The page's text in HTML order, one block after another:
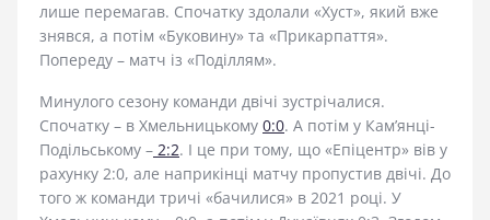
лише перемагав. Спочатку здолали «Хуст», який вже
знявся, а потім «Буковину» та «Прикарпаття».
Попереду – матч із «Поділлям».
Минулого сезону команди двічі зустрічалися.
Спочатку – в Хмельницькому 0:0. А потім у Кам’янці-
Подільському – 2:2. І це при тому, що «Епіцентр» вів у
рахунку 2:0, але наприкінці матчу пропустив двічі. До
того ж команди тричі «бачилися» в 2021 році. У